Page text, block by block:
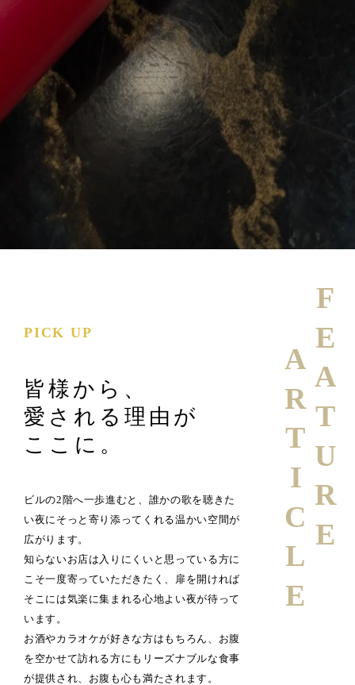
PICK UP
皆様から、
愛される理由が
ここに。
ビルの2階へ一歩進むと、誰かの歌を聴きた
い夜にそっと寄り添ってくれる温かい空間が
広がります。
知らないお店は入りにくいと思っている方に
こそ一度寄っていただきたく、扉を開ければ
そこには気楽に集まれる心地よい夜が待って
います。
お酒やカラオケが好きな方はもちろん、お腹
を空かせて訪れる方にもリーズナブルな食事
が提供され、お腹も心も満たされます。
FEATURE
ARTICLE